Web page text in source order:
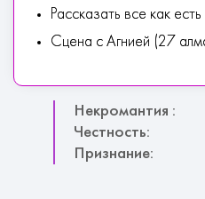
Рассказать все как
Сцена с Агнией (27
Некромантия :
Честность:
Признание: